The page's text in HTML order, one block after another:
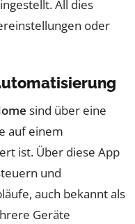
All dies
oder
sind über eine
auf einem
ist. Über diese App
und
auch bekannt als
Geräte